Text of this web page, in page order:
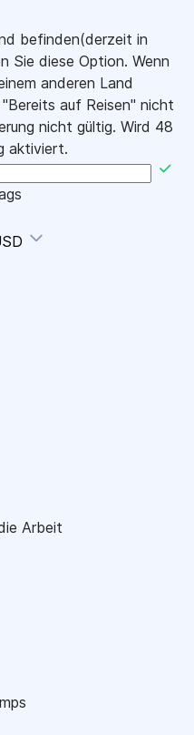
befinden(derzeit in
Sie diese Option. Wenn
anderen Land
auf Reisen" nicht
nicht gültig. Wird 48
aktiviert.
Arbeit